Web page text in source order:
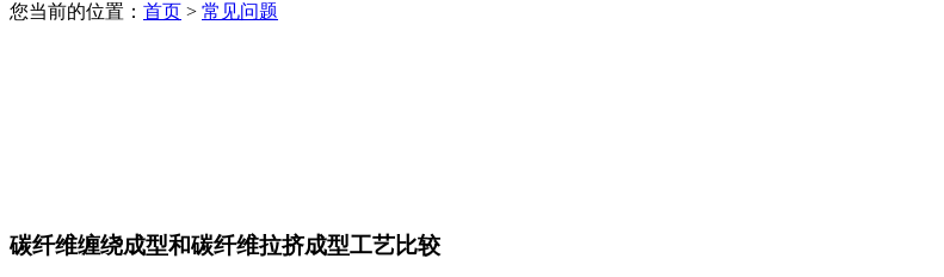
您当前的位置： 首页 > 常见问题
碳纤维缠绕成型和碳纤维拉挤成型工艺比较